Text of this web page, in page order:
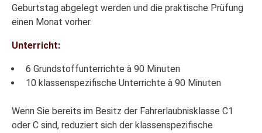
Geburtstag abgelegt werden und die praktische Prüfung
einen Monat vorher.
Unterricht:
6 Grundstoffunterrichte à 90 Minuten
10 klassenspezifische Unterrichte à 90 Minuten
Wenn Sie bereits im Besitz der Fahrerlaubnisklasse C1
oder C sind, reduziert sich der klassenspezifische